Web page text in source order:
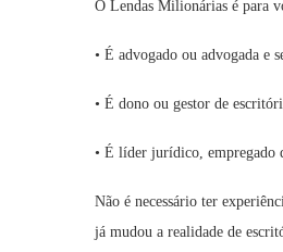
O Lendas Milionárias é para
• É advogado ou advogada e
• É dono ou gestor de
• É líder jurídico, empregado
Não é necessário ter
já mudou a realidade de